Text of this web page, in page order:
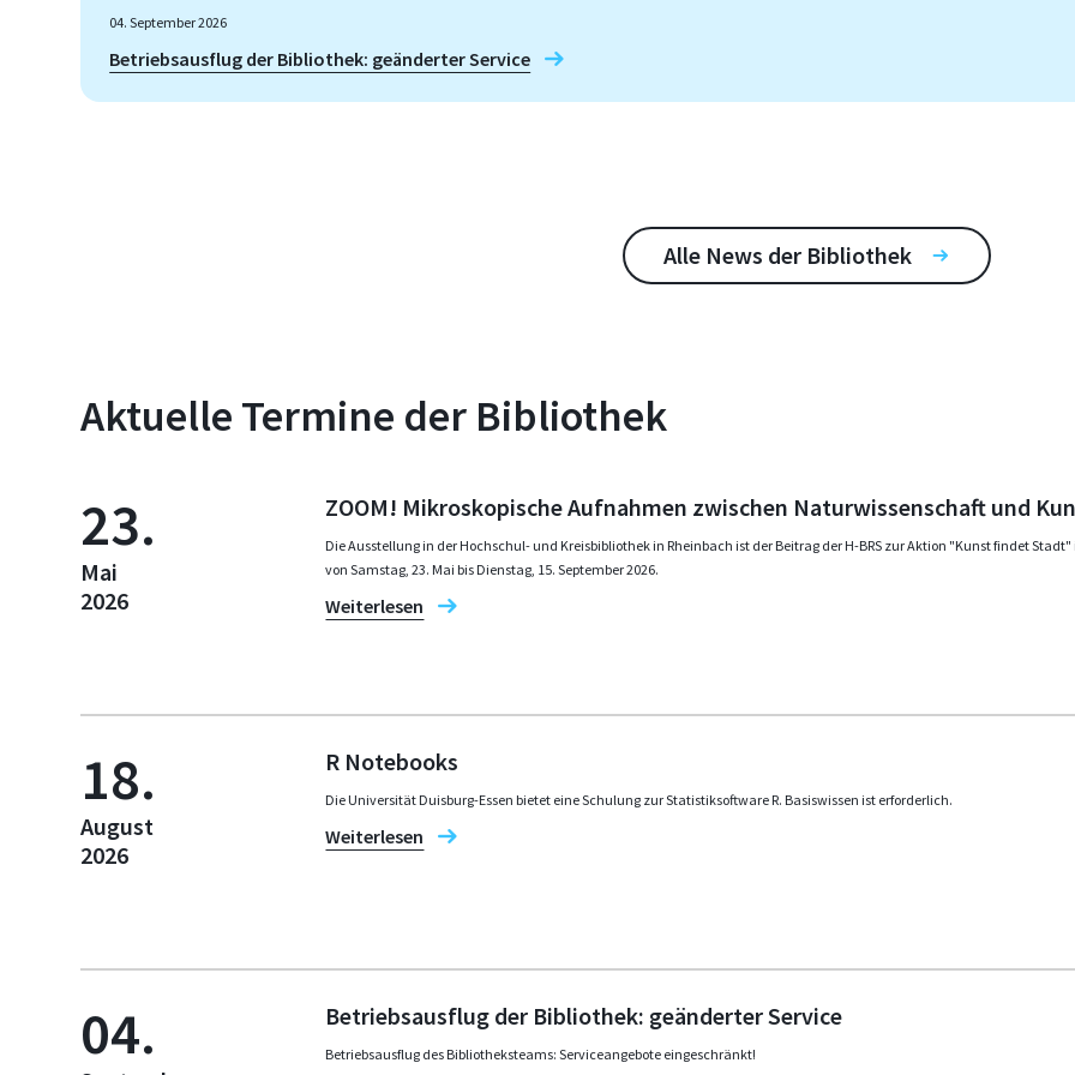
04. September 2026
Betriebsausflug der Bibliothek: geänderter Service
Alle News der Bibliothek
Aktuelle Termine der Bibliothek
23.
Mai
2026
ZOOM! Mikroskopische Aufnahmen zwischen Naturwissenschaft und
Die Ausstellung in der Hochschul- und Kreisbibliothek in Rheinbach ist der Beitrag der H-BRS zur Aktion "Kunst findet
von Samstag, 23. Mai bis Dienstag, 15. September 2026.
Weiterlesen
18.
August
2026
R Notebooks
Die Universität Duisburg-Essen bietet eine Schulung zur Statistiksoftware R. Basiswissen ist erforderlich.
Weiterlesen
04. Betriebsausflug der Bibliothek: geänderter Service
Betriebsausflug des Bibliotheksteams: Serviceangebote eingeschränkt!